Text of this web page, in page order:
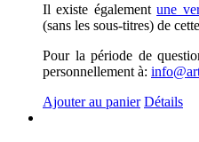
Il existe égalementune
(sans les sous-titres) de
Pour la période de
personnellement à:
Ajouter au panier Détails